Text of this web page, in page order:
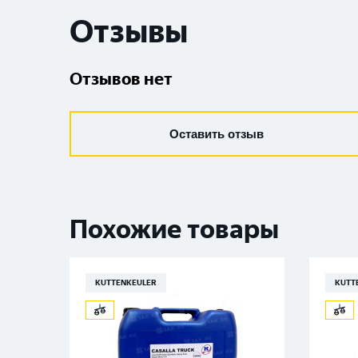
Отзывы
Отзывов нет
Оставить отзыв
Похожие товары
KUTTENKEULER